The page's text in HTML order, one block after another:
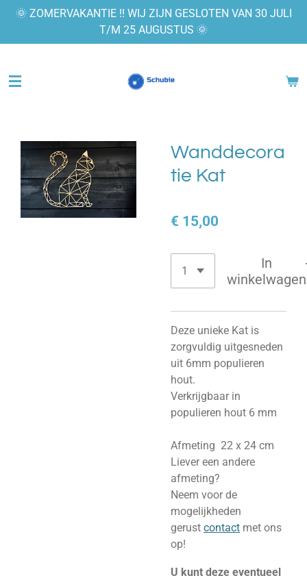
Ga
naar
hoofdinhoud
🌞 ZOMERVAKANTIE !! WIJ ZIJN GESLOTEN VAN 30 JULI
T/M 25 AUGUSTUS 🌞
Wanddecora
tie Kat
€ 15,00
In
winkelwagen
Deze unieke Kat is
zorgvuldig uitgesneden
uit 6mm populieren
hout.
Verkrijgbaar in
populieren hout 6 mm
Afmeting 22 x 24 cm
Liever een andere
afmeting?
Neem voor de
mogelijkheden
gerust contact met ons
op!
U kunt deze eventueel